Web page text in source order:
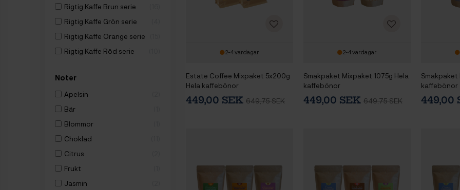
Rigtig Kaffe Brun serie
Rigtig Kaffe Grön serie
Rigtig Kaffe Orange serie
Rigtig Kaffe Röd serie
Noter
Apelsin
Bär
Blommor
Choklad
Citrus
Frukt
Jasmin
2-4 vardagar
Estate Coffee Mixpaket 5x200g
Hela kaffebönor
449,00 SEK 649,75 SEK
2-4 vardagar
Smakpaket Mixpaket 1075g Hela
kaffebönor
449,00 SEK 649,75 SEK
Smakpaket
kaffebönor
449,00